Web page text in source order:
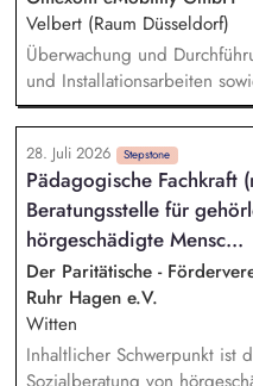
Umsetzung von
Erstellung von Angeboten
Velbert (Raum Düsseldorf)
Überwachung und
und Installationsarbeiten
und Umbauarbeiten von
Ladestationen)
Instandsetzungsarbeiten an
sowie an Niederspannungs-
Prüfung und Bedienung von
und Anlagen sowie Analyse
anschließende
z. B. Dokumentation und
28. Juli 2026 Stepstone
Pädagogische Fachkraft
Beratungsstelle für
hörgeschädigte Mensc...
Der Paritätische -
Ruhr Hagen e.V.
Witten
Inhaltlicher Schwerpunkt ist